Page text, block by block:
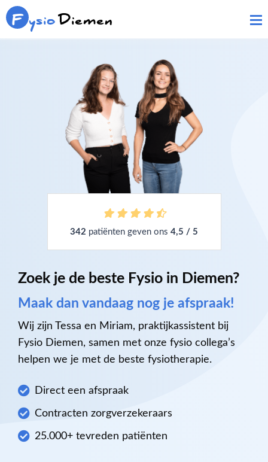
F ysioDiemen
342 patiënten geven ons 4,5 / 5
Zoek je de beste Fysio in Diemen?
Maak dan vandaag nog je afspraak!
Wij zijn Tessa en Miriam, praktijkassistent bij
Fysio Diemen, samen met onze fysio collega’s
helpen we je met de beste fysiotherapie.
Direct een afspraak
Contracten zorgverzekeraars
25.000+ tevreden patiënten